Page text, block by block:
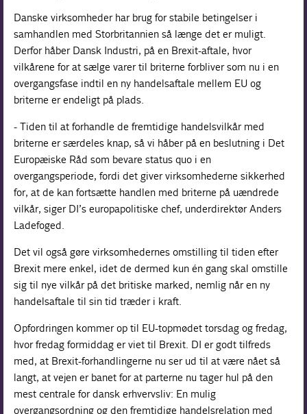
Danske virksomheder har brug for stabile betingelser i
samhandlen med Storbritannien så længe det er muligt.
Derfor håber Dansk Industri, på en Brexit-aftale, hvor
vilkårene for at sælge varer til briterne forbliver som nu i en
overgangsfase indtil en ny handelsaftale mellem EU og
briterne er endeligt på plads.
- Tiden til at forhandle de fremtidige handelsvilkår med
briterne er særdeles knap, så vi håber på en beslutning i Det
Europæiske Råd som bevare status quo i en
overgangsperiode, fordi det giver virksomhederne sikkerhed
for, at de kan fortsætte handlen med briterne på uændrede
vilkår, siger DI’s europapolitiske chef, underdirektør Anders
Ladefoged.
Det vil også gøre virksomhedernes omstilling til tiden efter
Brexit mere enkel, idet de dermed kun én gang skal omstille
sig til nye vilkår på det britiske marked, nemlig når en ny
handelsaftale til sin tid træder i kraft.
Opfordringen kommer op til EU-topmødet torsdag og fredag,
hvor fredag formiddag er viet til Brexit. DI er godt tilfreds
med, at Brexit-forhandlingerne nu ser ud til at være nået så
langt, at vejen er banet for at parterne nu tager hul på den
mest centrale for dansk erhvervsliv: En mulig
overgangsordning og den fremtidige handelsrelation med